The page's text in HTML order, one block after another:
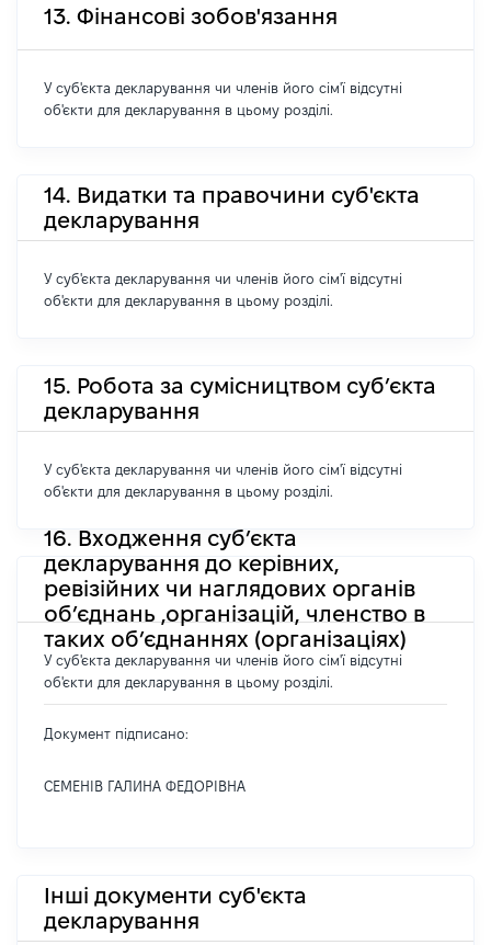
13. Фінансові зобов'язання
У суб'єкта декларування чи членів його сім'ї відсутні
об'єкти для декларування в цьому розділі.
14. Видатки та правочини суб'єкта
декларування
У суб'єкта декларування чи членів його сім'ї відсутні
об'єкти для декларування в цьому розділі.
15. Робота за сумісництвом суб’єкта
декларування
У суб'єкта декларування чи членів його сім'ї відсутні
об'єкти для декларування в цьому розділі.
16. Входження суб’єкта
декларування до керівних,
ревізійних чи наглядових органів
об’єднань ,організацій, членство в
таких об’єднаннях (організаціях)
У суб'єкта декларування чи членів його сім'ї відсутні
об'єкти для декларування в цьому розділі.
Документ підписано:
СЕМЕНІВ ГАЛИНА ФЕДОРІВНА
Інші документи суб'єкта
декларування